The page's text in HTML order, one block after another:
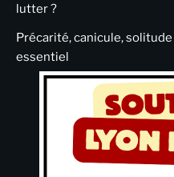
lutter ?
Précarité, canicule,
essentiel